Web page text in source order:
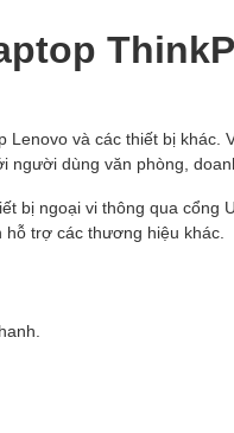
Lenovo và các thiết bị
dùng văn phòng,
bị ngoại vi thông qua cổng
trợ các thương hiệu khác.